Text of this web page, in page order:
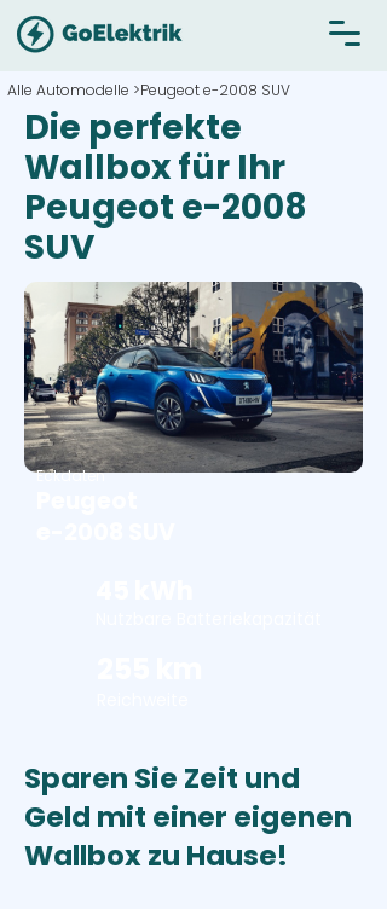
Alle Automodelle >Peugeot e-2008 SUV
Die perfekte
Wallbox für Ihr
Peugeot e-2008
SUV
Eckdaten
Sparen Sie Zeit und
Geld mit einer eigenen
Wallbox zu Hause!